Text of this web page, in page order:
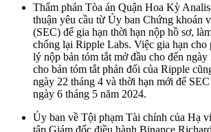
Thẩm phán Tòa án Quận Hoa Kỳ
thuận yêu cầu từ Ủy ban Chứng khoán
(SEC) để gia hạn thời hạn nộp hồ sơ,
chống lại Ripple Labs. Việc gia hạn cho
lý nộp bản tóm tắt mở đầu cho đến
cho bản tóm tắt phản đối của Ripple
ngày 22 tháng 4 và thời hạn mới để
ngày 6 tháng 5 năm 2024.
Ủy ban về Tội phạm Tài chính của Hạ
tập Giám đốc điều hành Binance